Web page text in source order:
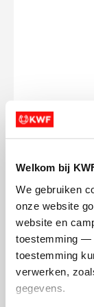
Welkom bij
We gebruiken
onze website
website en
toestemming —
toestemming
verwerken,
gegevens.
€0
Doneer